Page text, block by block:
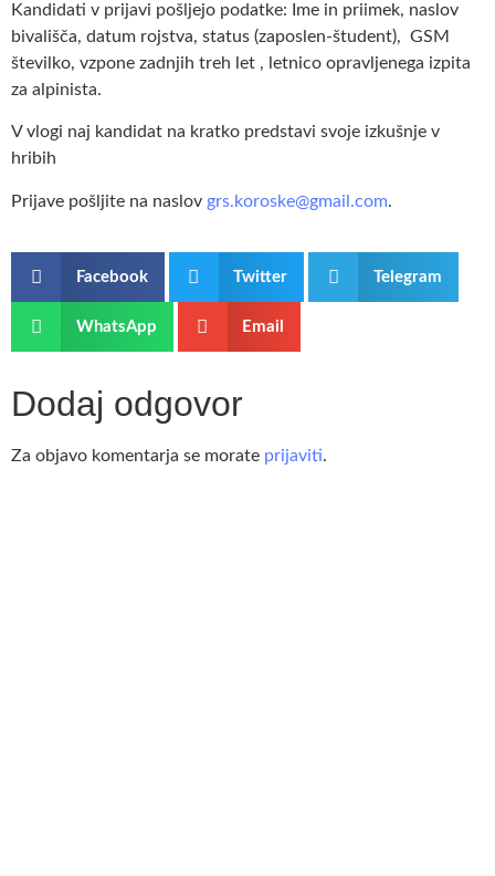
Kandidati v prijavi pošljejo podatke: Ime in priimek, naslov
bivališča, datum rojstva, status (zaposlen-študent), GSM
številko, vzpone zadnjih treh let , letnico opravljenega izpita
za alpinista.
V vlogi naj kandidat na kratko predstavi svoje izkušnje v
hribih
Prijave pošljite na naslov grs.koroske@gmail.com.
Facebook Twitter Telegram
WhatsApp Email
Dodaj odgovor
Za objavo komentarja se morate prijaviti.